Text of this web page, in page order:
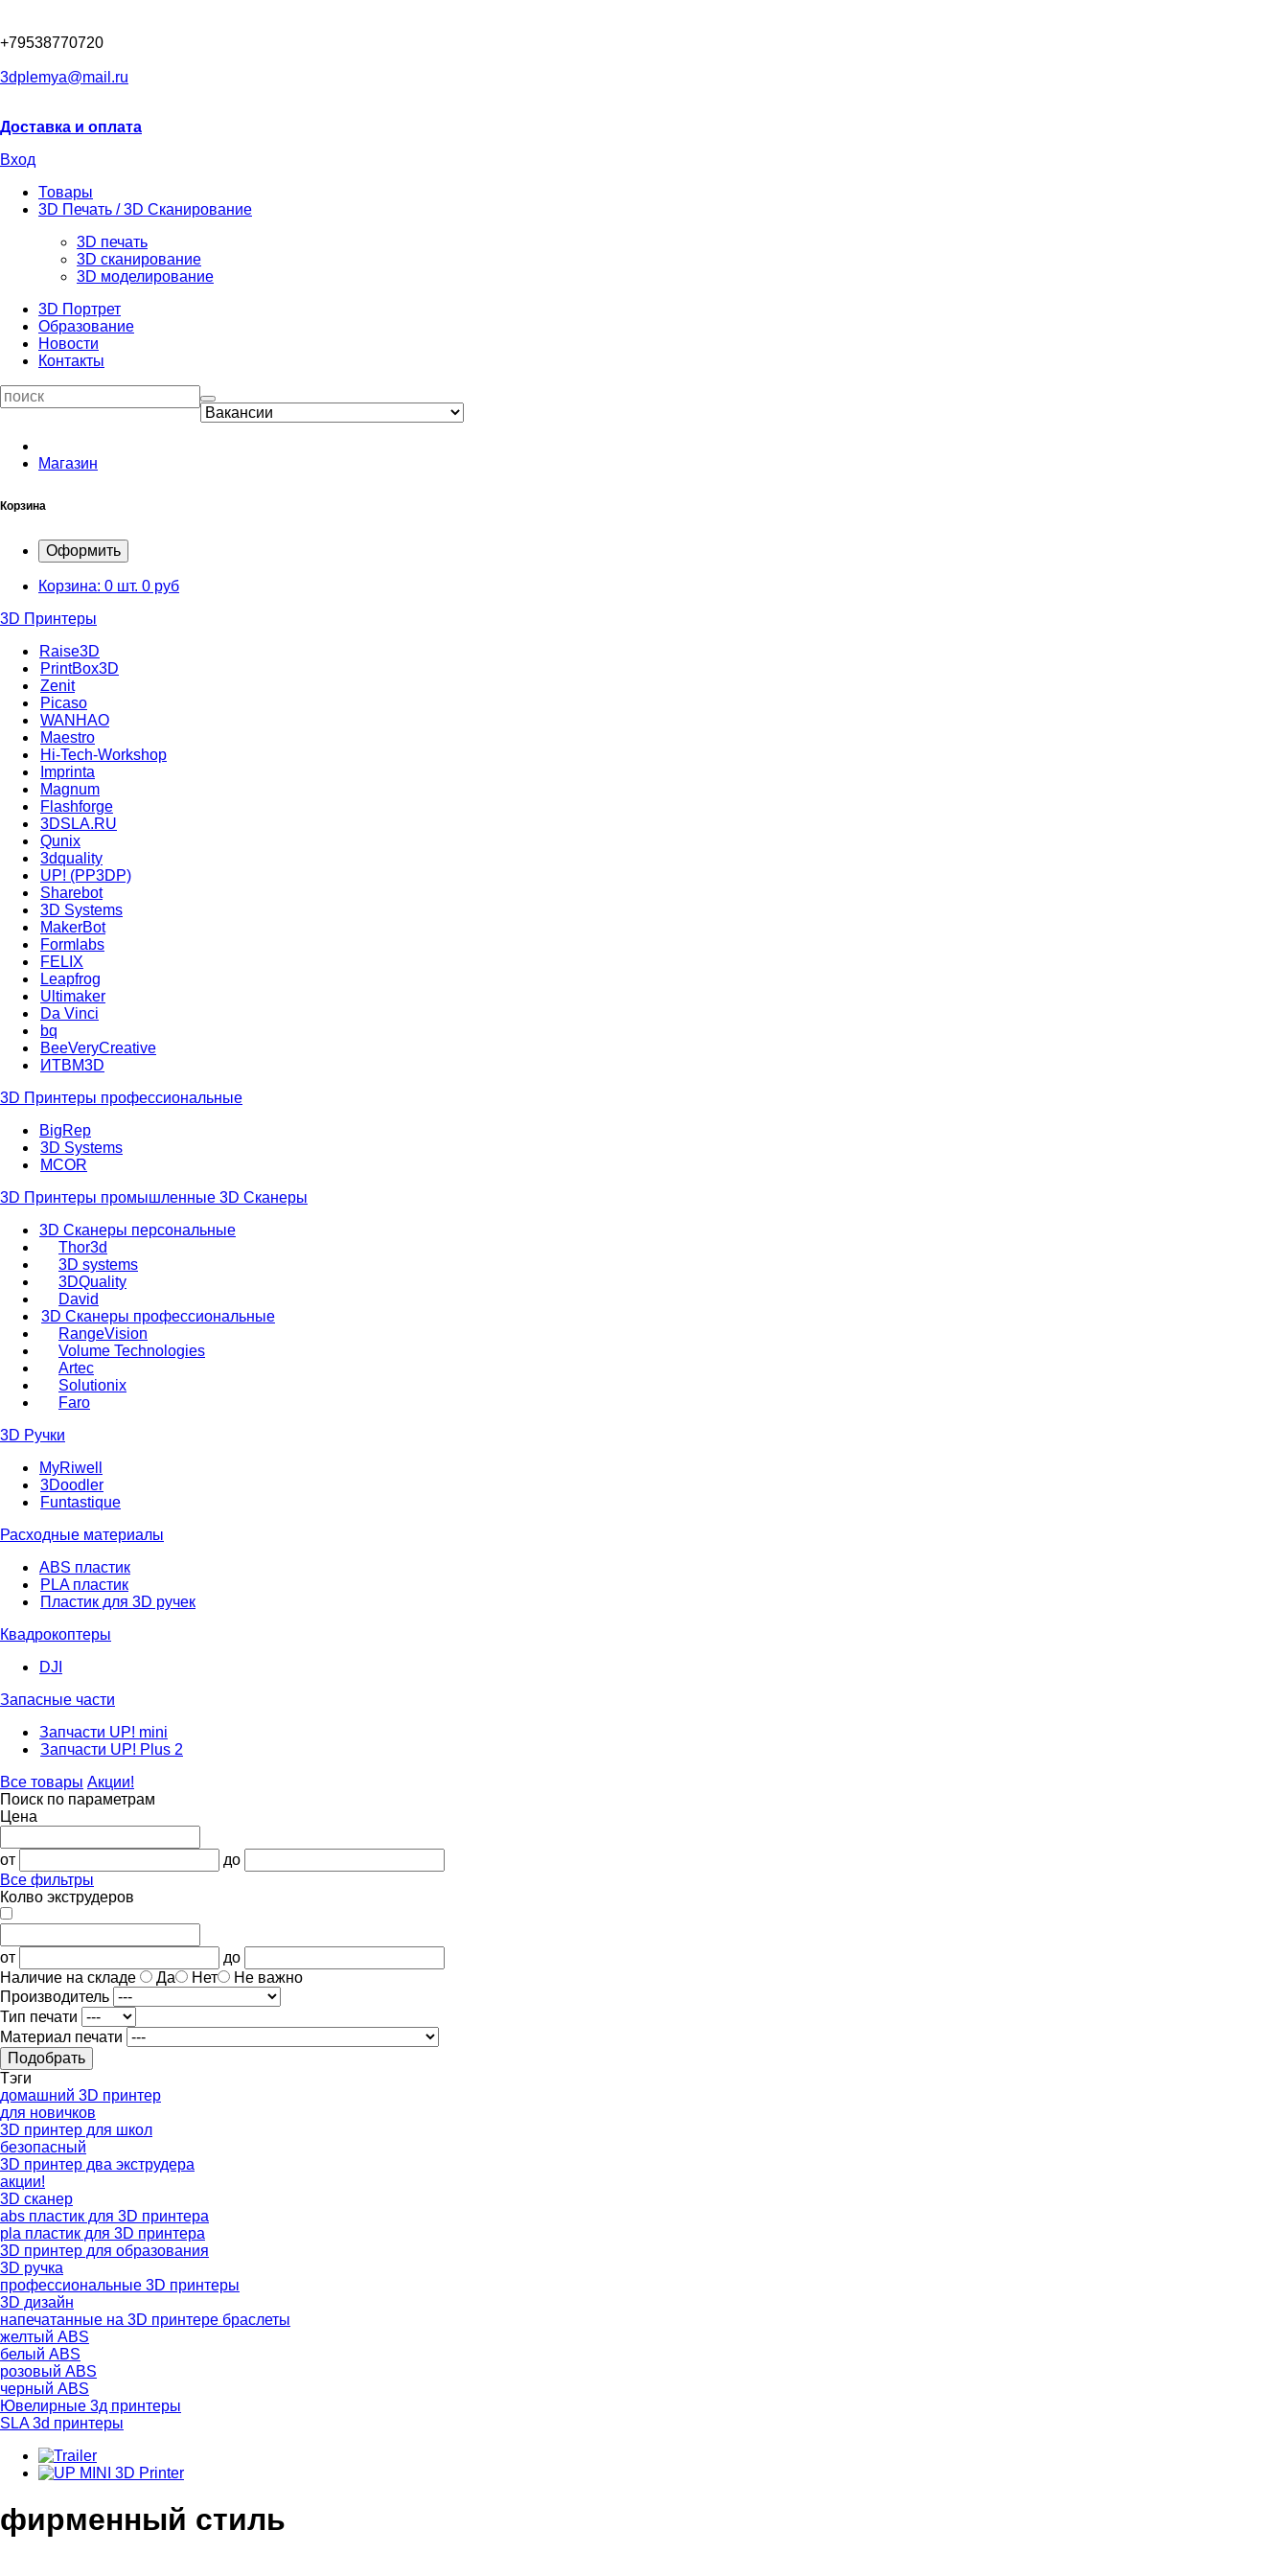
+79538770720
3dplemya@mail.ru
Доставка и оплата
Вход
Товары
3D Печать / 3D Сканирование
3D печать
3D сканирование
3D моделирование
3D Портрет
Образование
Новости
Контакты
Магазин
Корзина
Оформить
Корзина: 0 шт. 0 руб
3D Принтеры
Raise3D
PrintBox3D
Zenit
Picaso
WANHAO
Maestro
Hi-Tech-Workshop
Imprinta
Magnum
Flashforge
3DSLA.RU
Qunix
3dquality
UP! (PP3DP)
Sharebot
3D Systems
MakerBot
Formlabs
FELIX
Leapfrog
Ultimaker
Da Vinci
bq
BeeVeryCreative
ИТВМ3D
3D Принтеры профессиональные
BigRep
3D Systems
MCOR
3D Принтеры промышленные 3D Сканеры
3D Сканеры персональные
Thor3d
3D systems
3DQuality
David
3D Сканеры профессиональные
RangeVision
Volume Technologies
Artec
Solutionix
Faro
3D Ручки
MyRiwell
3Doodler
Funtastique
Расходные материалы
ABS пластик
PLA пластик
Пластик для 3D ручек
Квадрокоптеры
DJI
Запасные части
Запчасти UP! mini
Запчасти UP! Plus 2
Все товары Акции!
Поиск по параметрам
Цена
от
до
Все фильтры
Кол­во экструдеров
от
до
Наличие на складе
Да Нет
Не важно
Производитель
Тип печати
Материал печати
Подобрать
Тэги
домашний 3D принтер
для новичков
3D принтер для школ
безопасный
3D принтер два экструдера
акции!
3D сканер
abs пластик для 3D принтера
pla пластик для 3D принтера
3D принтер для образования
3D ручка
профессиональные 3D принтеры
3D дизайн
напечатанные на 3D принтере браслеты
желтый ABS
белый ABS
розовый ABS
черный ABS
Ювелирные 3д принтеры
SLA 3d принтеры
фирменный стиль